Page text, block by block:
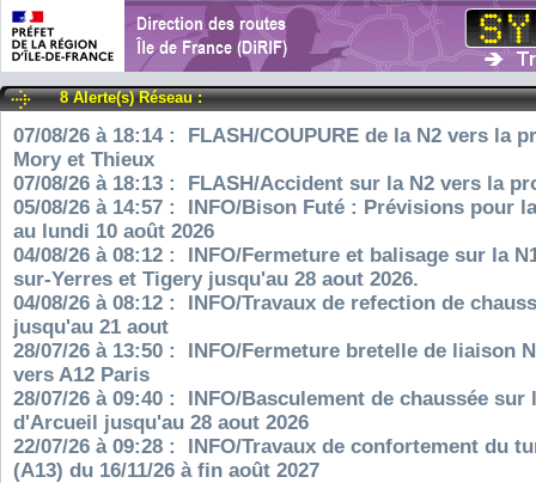
8 Alerte(s) Réseau :
07/08/26 à 18:14 : FLASH/COUPURE de la N2 vers la
Mory et Thieux
07/08/26 à 18:13 : FLASH/Accident sur la N2 vers la
05/08/26 à 14:57 : INFO/Bison Futé : Prévisions pour
au lundi 10 août 2026
04/08/26 à 08:12 : INFO/Fermeture et balisage sur la
sur-Yerres et Tigery jusqu'au 28 aout 2026.
04/08/26 à 08:12 : INFO/Travaux de refection de
jusqu'au 21 aout
28/07/26 à 13:50 : INFO/Fermeture bretelle de liaison
vers A12 Paris
28/07/26 à 09:40 : INFO/Basculement de chaussée sur
d'Arcueil jusqu'au 28 aout 2026
22/07/26 à 09:28 : INFO/Travaux de confortement du
(A13) du 16/11/26 à fin août 2027